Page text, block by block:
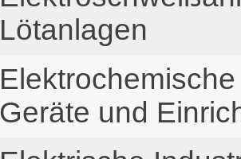
Lötanlagen
Geräte und